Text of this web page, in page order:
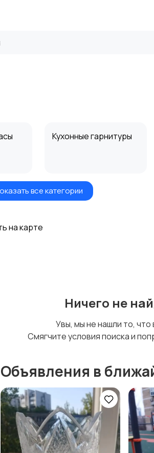
Кухонные гарнитуры
Растения и семена
все категории
на карте
Ничего не
Увы, мы не нашли то, что
Смягчите условия поиска и
Объявления в